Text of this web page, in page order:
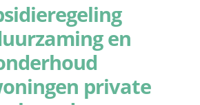
en
private